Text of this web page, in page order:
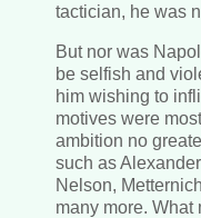
tactician, he was
But nor was
be selfish and
him wishing to
motives were
ambition no
such as
Nelson,
many more. What